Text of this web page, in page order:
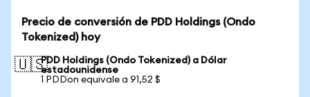
Precio de conversión de PDD Holdings (Ondo
Tokenized) hoy
🇺🇸PDD Holdings (Ondo Tokenized) a Dólar
estadounidense
1 PDDon equivale a 91,52 $